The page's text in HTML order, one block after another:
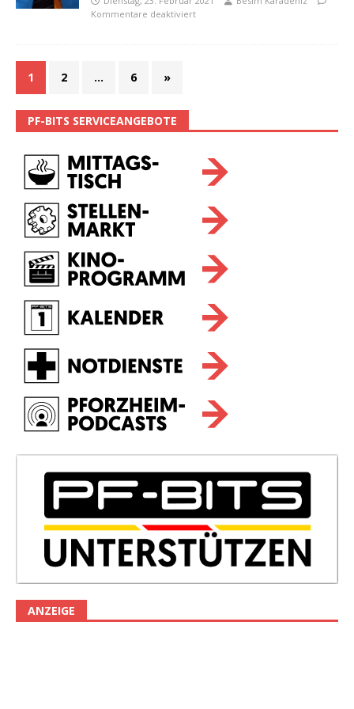
Kommentare deaktiviert
1 2 … 6 »
PF-BITS SERVICEANGEBOTE
ANZEIGE